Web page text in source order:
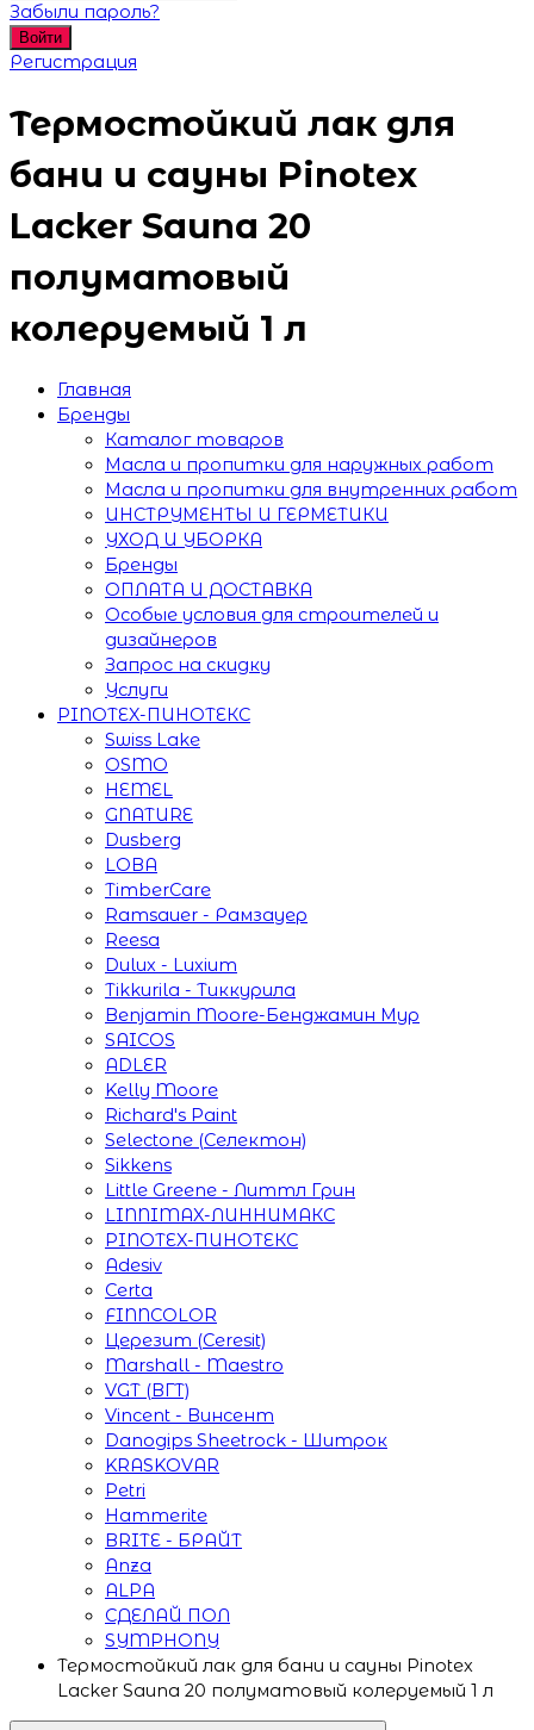
Забыли пароль?
Войти
Регистрация
Термостойкий лак для
бани и сауны Pinotex
Lacker Sauna 20
полуматовый
колеруемый 1 л
Главная
Бренды
Каталог товаров
Масла и пропитки для наружных работ
Масла и пропитки для внутренних работ
ИНСТРУМЕНТЫ И ГЕРМЕТИКИ
УХОД И УБОРКА
Бренды
ОПЛАТА И ДОСТАВКА
Особые условия для строителей и
дизайнеров
Запрос на скидку
Услуги
PINOTEX-ПИНОТЕКС
Swiss Lake
OSMO
HEMEL
GNATURE
Dusberg
LOBA
TimberCare
Ramsauer - Рамзауер
Reesa
Dulux - Luxium
Tikkurila - Тиккурила
Benjamin Moore-Бенджамин Мур
SAICOS
ADLER
Kelly Moore
Richard's Paint
Selectone (Селектон)
Sikkens
Little Greene - Литтл Грин
LINNIMAX-ЛИННИМАКС
PINOTEX-ПИНОТЕКС
Adesiv
Certa
FINNCOLOR
Церезит (Ceresit)
Marshall - Maestro
VGT (ВГТ)
Vincent - Винсент
Danogips Sheetrock - Шитрок
KRASKOVAR
Petri
Hammerite
BRITE - БРАЙТ
Anza
ALPA
СДЕЛАЙ ПОЛ
SYMPHONY
Термостойкий лак для бани и сауны Pinotex
Lacker Sauna 20 полуматовый колеруемый 1 л